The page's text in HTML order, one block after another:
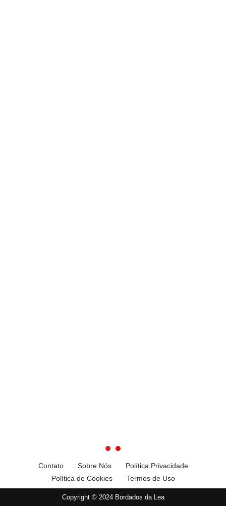
Contato Sobre Nós
Política Privacidade
Política de Cookies
Termos de Uso
Copyright © 2024 Bordados da Lea